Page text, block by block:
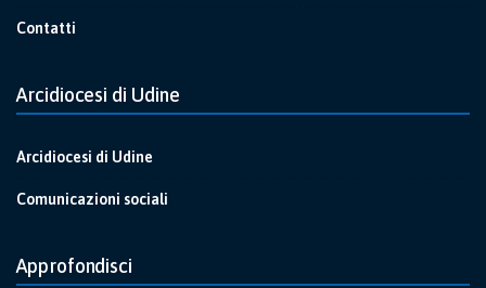
Contatti
Arcidiocesi di Udine
Arcidiocesi di Udine
Comunicazioni sociali
Approfondisci